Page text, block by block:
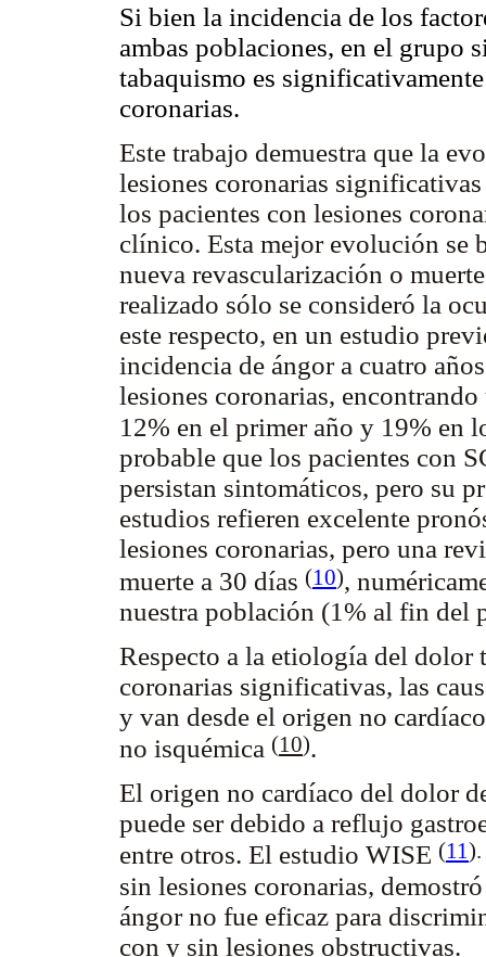
Si bien la incidencia de los
ambas poblaciones, en el grupo
tabaquismo es
coronarias.
Este trabajo demuestra que la
lesiones coronarias
los pacientes con lesiones
clínico. Esta mejor evolución se
nueva revascularización o
realizado sólo se consideró la
este respecto, en un estudio
incidencia de ángor a cuatro
lesiones coronarias,
12% en el primer año y 19% en
probable que los pacientes con
persistan sintomáticos, pero su
estudios refieren excelente
lesiones coronarias, pero una
muerte a 30 días (10),
nuestra población (1% al fin del
Respecto a la etiología del dolor
coronarias significativas, las
y van desde el origen no
no isquémica (10).
El origen no cardíaco del dolor
puede ser debido a reflujo
entre otros. El estudio WISE (11).
sin lesiones coronarias,
ángor no fue eficaz para
con y sin lesiones obstructivas.